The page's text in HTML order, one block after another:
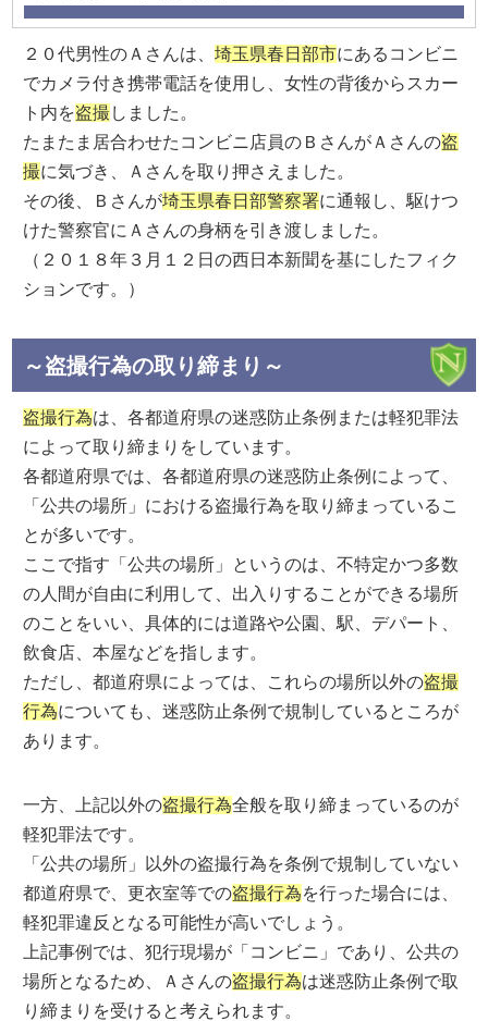
２０代男性のＡさんは、埼玉県春日部市にあるコンビニ
でカメラ付き携帯電話を使用し、女性の背後からスカー
ト内を盗撮 しました。
たまたま居合わせたコンビニ店員のＢさんがＡさんの盗
撮に気づき、Ａさんを取り押さえました。
その後、Ｂさんが埼玉県春日部警察署に通報し、駆けつ
けた警察官にＡさんの身柄を引き渡しました。
（２０１８年３月１２日の西日本新聞を基にしたフィク
ションです。）
～盗撮行為の取り締まり～
盗撮行為は、各都道府県の迷惑防止条例または軽犯罪法
によって取り締まりをしています。
各都道府県では、各都道府県の迷惑防止条例によって、
「公共の場所」における盗撮行為を取り締まっているこ
とが多いです。
ここで指す「公共の場所」というのは、不特定かつ多数
の人間が自由に利用して、出入りすることができる場所
のことをいい、具体的には道路や公園、駅、デパート、
飲食店、本屋などを指します。
ただし、都道府県によっては、これらの場所以外の盗撮
行為についても、迷惑防止条例で規制しているところが
あります。
一方、上記以外の盗撮行為全般を取り締まっているのが
軽犯罪法です。
「公共の場所」以外の盗撮行為を条例で規制していない
都道府県で、更衣室等での盗撮行為を行った場合には、
軽犯罪違反となる可能性が高いでしょう。
上記事例では、犯行現場が「コンビニ」であり、公共の
場所となるため、Ａさんの盗撮行為は迷惑防止条例で取
り締まりを受けると考えられます。